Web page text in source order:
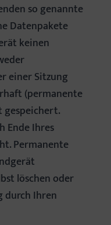
so genannte
Datenpakete
keinen
einer Sitzung
(permanente
gespeichert.
Ende Ihres
Permanente
löschen oder
durch Ihren